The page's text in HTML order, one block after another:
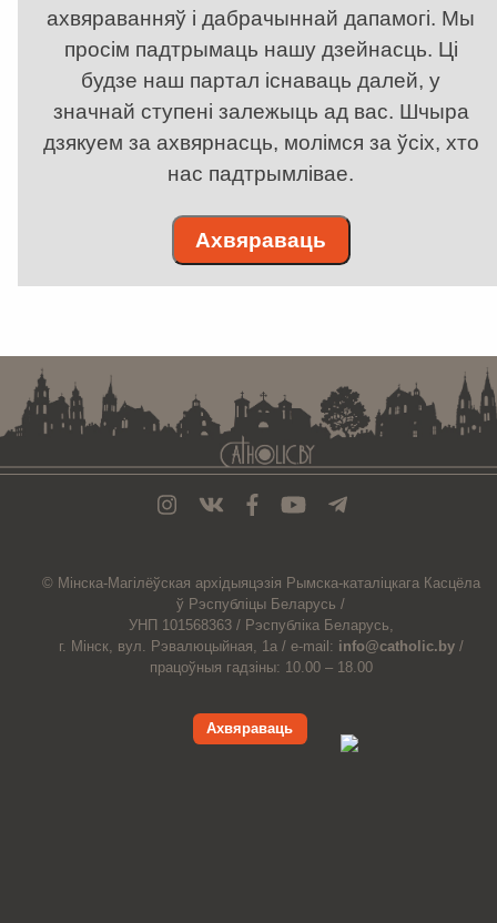
ахвяраванняў і дабрачыннай дапамогі. Мы
просім падтрымаць нашу дзейнасць. Ці
будзе наш партал існаваць далей, у
значнай ступені залежыць ад вас. Шчыра
дзякуем за ахвярнасць, молімся за ўсіх, хто
нас падтрымлівае.
Ахвяраваць
© Мiнска-Магiлёўская архiдыяцэзiя Рымска-каталіцкага Касцёла
ў Рэспубліцы Беларусь /
УНП 101568363 / Рэспубліка Беларусь,
г. Мінск, вул. Рэвалюцыйная, 1а / e-mail: info@catholic.by /
працоўныя гадзіны: 10.00 – 18.00
Ахвяраваць